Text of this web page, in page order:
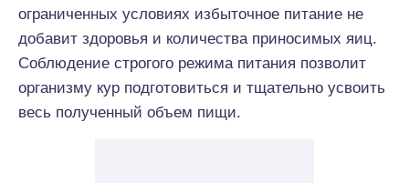
ограниченных условиях избыточное питание не
добавит здоровья и количества приносимых яиц.
Соблюдение строгого режима питания позволит
организму кур подготовиться и тщательно усвоить
весь полученный объем пищи.